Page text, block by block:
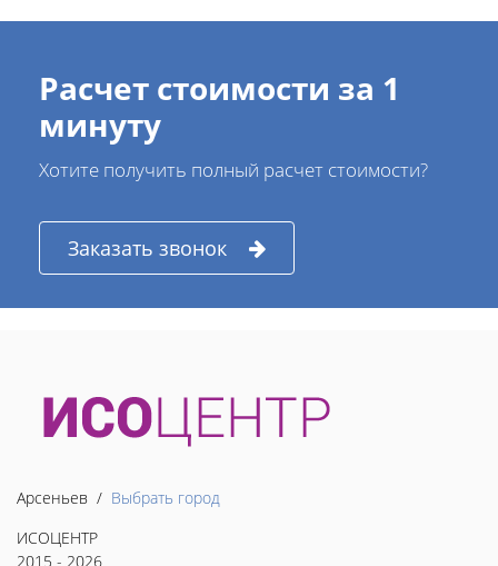
Расчет стоимости за 1
минуту
Хотите получить полный расчет стоимости?
Заказать звонок
Арсеньев / Выбрать город
ИСОЦЕНТР
2015 - 2026